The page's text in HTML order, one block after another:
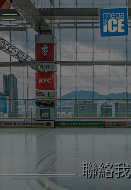
toggle
navigation
聯絡